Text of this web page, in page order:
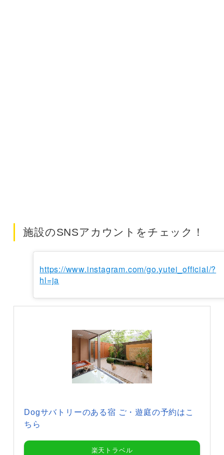
施設のSNSアカウントをチェック！
https://www.instagram.com/go.yutei_official/?
hl=ja
Dogサバトリーのある宿 ご・遊庭の予約はこ
ちら
楽天トラベル